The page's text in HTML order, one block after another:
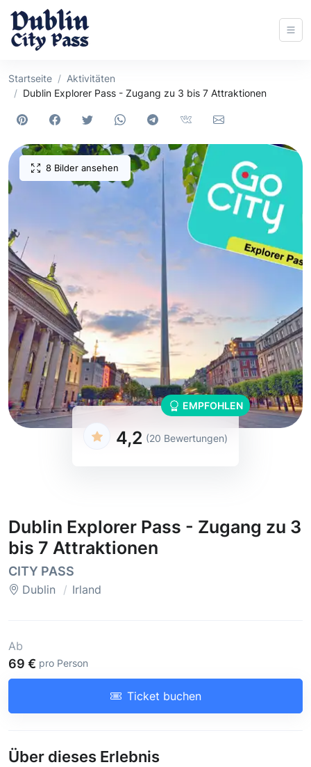
Startseite
Aktivitäten
Dublin Explorer Pass - Zugang zu 3 bis 7 Attraktionen
8 Bilder ansehen
EMPFOHLEN
4,2 (20 Bewertungen)
Dublin Explorer Pass - Zugang zu 3
bis 7 Attraktionen
CITY PASS
Dublin Irland
Ab
69 € pro Person
Ticket buchen
Über dieses Erlebnis